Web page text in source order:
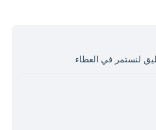
لنستمر في العطاء